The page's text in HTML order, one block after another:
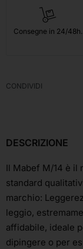
Consegne in 24/48h.
CONDIVIDI
DESCRIZIONE
Il Mabef M/14 è il
standard
marchio:
leggio,
affidabile, ideale
dipingere o per